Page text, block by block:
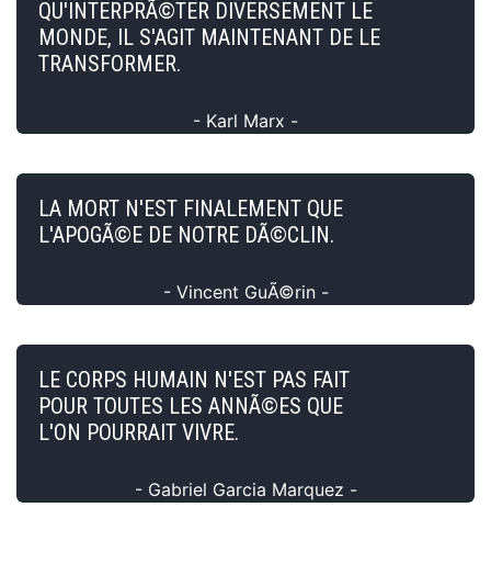
QU'INTERPRÃ©TER DIVERSEMENT LE
MONDE, IL S'AGIT MAINTENANT DE LE
TRANSFORMER.
- Karl Marx -
LA MORT N'EST FINALEMENT QUE
L'APOGÃ©E DE NOTRE DÃ©CLIN.
- Vincent GuÃ©rin -
LE CORPS HUMAIN N'EST PAS FAIT
POUR TOUTES LES ANNÃ©ES QUE
L'ON POURRAIT VIVRE.
- Gabriel Garcia Marquez -